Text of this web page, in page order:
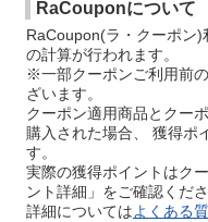
RaCouponについて
RaCoupon(ラ・クーポン)
の計算が行われます。
※一部クーポンご利用前
ざいます。
クーポン適用商品とクー
購入された場合、 獲得ポ
す。
実際の獲得ポイントはク
ント詳細」をご確認くださ
詳細についてはよくある